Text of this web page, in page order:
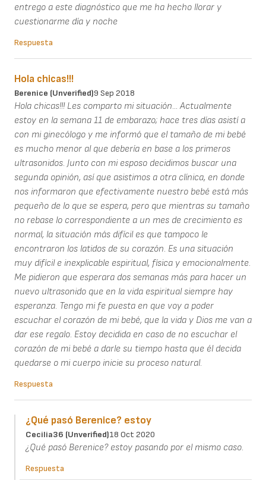
entrego a este diagnóstico que me ha hecho llorar y
cuestionarme día y noche
Respuesta
Hola chicas!!!
Berenice (unverified)9 Sep 2018
Hola chicas!!! Les comparto mi situación... Actualmente
estoy en la semana 11 de embarazo; hace tres días asistí a
con mi ginecólogo y me informó que el tamaño de mi bebé
es mucho menor al que debería en base a los primeros
ultrasonidos. Junto con mi esposo decidimos buscar una
segunda opinión, así que asistimos a otra clínica, en donde
nos informaron que efectivamente nuestro bebé está más
pequeño de lo que se espera, pero que mientras su tamaño
no rebase lo correspondiente a un mes de crecimiento es
normal, la situación más difícil es que tampoco le
encontraron los latidos de su corazón. Es una situación
muy difícil e inexplicable espiritual, física y emocionalmente.
Me pidieron que esperara dos semanas más para hacer un
nuevo ultrasonido que en la vida espiritual siempre hay
esperanza. Tengo mi fe puesta en que voy a poder
escuchar el corazón de mi bebé, que la vida y Dios me van a
dar ese regalo. Estoy decidida en caso de no escuchar el
corazón de mi bebé a darle su tiempo hasta que él decida
quedarse o mi cuerpo inicie su proceso natural.
Respuesta
¿Qué pasó Berenice? estoy
Cecilia36 (unverified)18 Oct 2020
¿Qué pasó Berenice? estoy pasando por el mismo caso.
Respuesta